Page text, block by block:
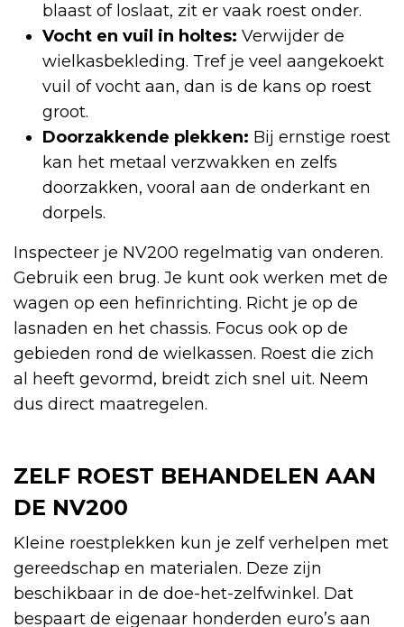
blaast of loslaat, zit er vaak roest onder.
Vocht en vuil in holtes: Verwijder de
wielkasbekleding. Tref je veel aangekoekt
vuil of vocht aan, dan is de kans op roest
groot.
Doorzakkende plekken: Bij ernstige roest
kan het metaal verzwakken en zelfs
doorzakken, vooral aan de onderkant en
dorpels.
Inspecteer je NV200 regelmatig van onderen.
Gebruik een brug. Je kunt ook werken met de
wagen op een hefinrichting. Richt je op de
lasnaden en het chassis. Focus ook op de
gebieden rond de wielkassen. Roest die zich
al heeft gevormd, breidt zich snel uit. Neem
dus direct maatregelen.
ZELF ROEST BEHANDELEN AAN
DE NV200
Kleine roestplekken kun je zelf verhelpen met
gereedschap en materialen. Deze zijn
beschikbaar in de doe-het-zelfwinkel. Dat
bespaart de eigenaar honderden euro’s aan